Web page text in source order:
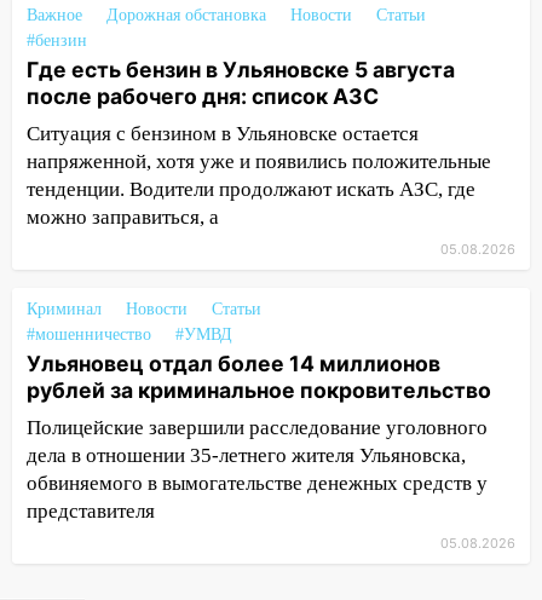
Ульяновске задержали 19-летнюю
сообщницу мошенников
16:12 Едва не перерезал горло: в
Вешкайме посиделки с судимым
знакомым закончились для женщины
больницей
16:06
18-летняя девушка без прав
перевернулась на мопеде и попала в
15:59
Ульяновец отдал более 14
миллионов рублей за криминальное
покровительство
15:32
летнего мопедиста
15:00 В Ульяновске после тройного ДТП
госпитализировали 25-летнего байкера
Важное Дорожная обстановка Новости
Статьи
#бензин
Где есть бензин в Ульяновске 5 августа
после рабочего дня: список АЗС
Ситуация с бензином в Ульяновске остается
напряженной, хотя уже и появились положительные
тенденции. Водители продолжают искать АЗС, где
можно заправиться, а
05.08.2026
Криминал Новости
Статьи
#мошенничество
#УМВД
Ульяновец отдал более 14 миллионов
рублей за криминальное покровительство
Полицейские завершили расследование уголовного
дела в отношении 35-летнего жителя Ульяновска,
обвиняемого в вымогательстве денежных средств у
представителя
05.08.2026